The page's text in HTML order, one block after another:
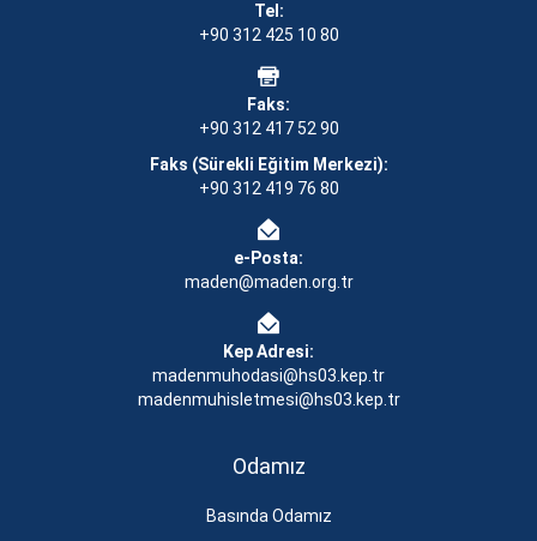
Tel:
+90 312 425 10 80
Faks:
+90 312 417 52 90
Faks (Sürekli Eğitim Merkezi):
+90 312 419 76 80
e-Posta:
maden@maden.org.tr
Kep Adresi:
madenmuhodasi@hs03.kep.tr
madenmuhisletmesi@hs03.kep.tr
Odamız
Basında Odamız